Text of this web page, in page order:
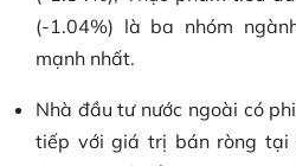
(-1.04%) là ba nhóm
mạnh nhất.
Nhà đầu tư nước ngoài có
tiếp với giá trị bán ròng tại